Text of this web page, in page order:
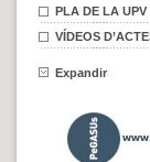
PLA DE LA UPV
VÍDEOS
Expandir